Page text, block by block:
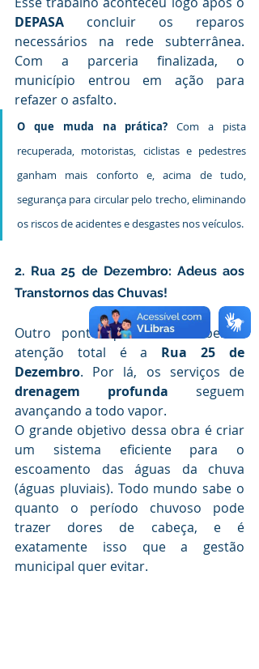
DEPASA concluir os reparos
necessários na rede subterrânea.
Com a parceria finalizada, o
município entrou em ação para
refazer o asfalto.
O que muda na prática? Com a pista
recuperada, motoristas, ciclistas e pedestres
ganham mais conforto e, acima de tudo,
segurança para circular pelo trecho, eliminando
os riscos de acidentes e desgastes nos veículos.
2. Rua 25 de Dezembro: Adeus aos
Transtornos das Chuvas!
Outro ponto que está recebendo
atenção total é a Rua 25 de
Dezembro
drenagem profunda seguem
avançando a todo vapor.
O grande objetivo dessa obra é criar
um sistema eficiente para o
escoamento das águas da chuva
(águas pluviais). Todo mundo sabe o
quanto o período chuvoso pode
trazer dores de cabeça, e é
exatamente isso que a gestão
municipal quer evitar.